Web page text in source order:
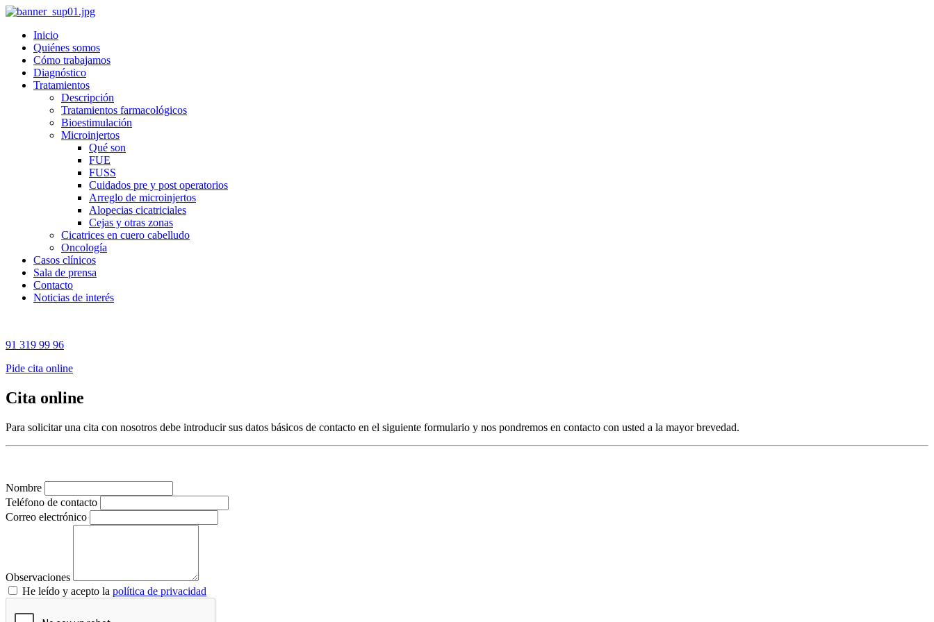
Inicio
Quiénes somos
Cómo trabajamos
Diagnóstico
Tratamientos
Descripción
Tratamientos farmacológicos
Bioestimulación
Microinjertos
Qué son
FUE
FUSS
Cuidados pre y post operatorios
Arreglo de microinjertos
Alopecias cicatriciales
Cejas y otras zonas
Cicatrices en cuero cabelludo
Oncología
Casos clínicos
Sala de prensa
Contacto
Noticias de interés
91 319 99 96
Pide cita online
Cita online
Para solicitar una cita con nosotros debe introducir sus datos básicos de contacto en el siguiente formulario y nos pondremos en contacto con usted a la mayor brevedad.
Nombre
Teléfono de contacto
Correo electrónico
Observaciones
He leído y acepto la política de privacidad